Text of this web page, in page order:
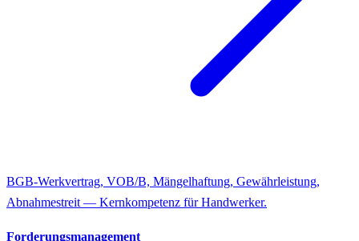
BGB-Werkvertrag, VOB/B, Mängelhaftung, Gewährleistung,
Abnahmestreit — Kernkompetenz für Handwerker.
Forderungsmanagement